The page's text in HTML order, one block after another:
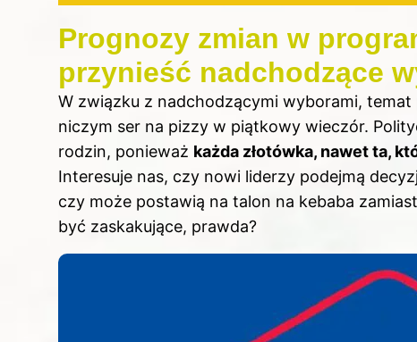
Prognozy zmian w
przynieść nadchodzące
W związku z nadchodzącymi wyborami, temat
niczym ser na pizzy w piątkowy wieczór.
rodzin, ponieważ każda złotówka, nawet ta,
Interesuje nas, czy nowi liderzy podejmą
czy może postawią na talon na kebaba
być zaskakujące, prawda?